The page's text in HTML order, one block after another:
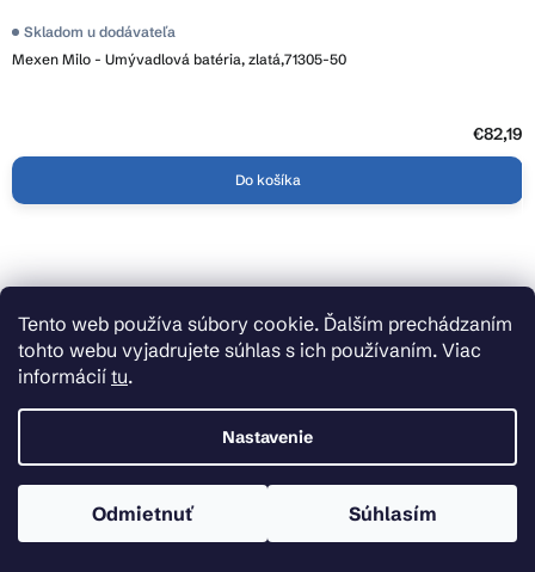
Tento web používa súbory cookie. Ďalším prechádzaním
tohto webu vyjadrujete súhlas s ich používaním. Viac
informácií tu.
Nastavenie
Odmietnuť Súhlasím
Mexen Milo - Umývadlová batéria, zlatá,71305-50
Skladom u dodávateľa
€82,19
Do košíka